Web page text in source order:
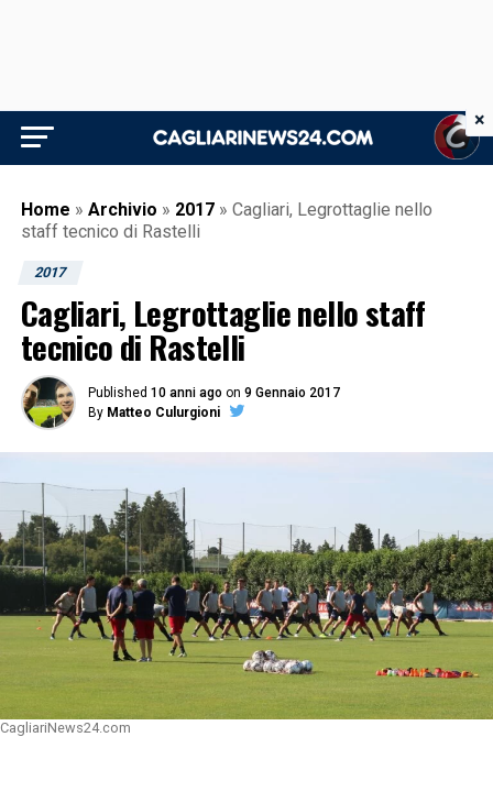
Home » Archivio » 2017 » Cagliari, Legrottaglie nello
staff tecnico di Rastelli
2017
Cagliari, Legrottaglie nello staff
tecnico di Rastelli
Published 10 anni ago on 9 Gennaio 2017
By Matteo Culurgioni
CagliariNews24.com
×